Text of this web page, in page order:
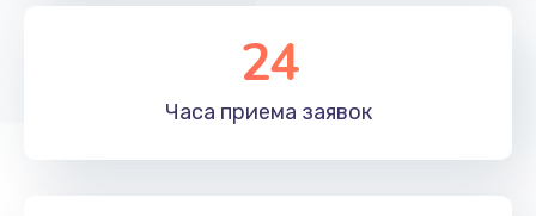
24
Часа приема заявок